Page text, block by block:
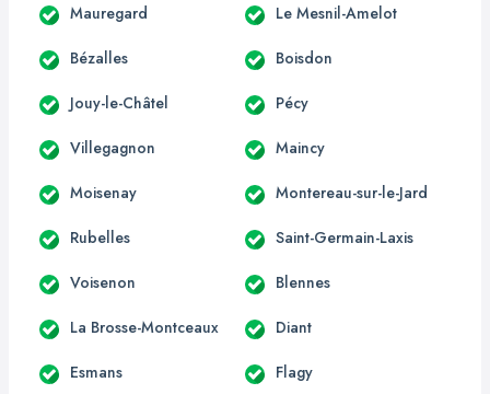
Mauregard Le Mesnil-Amelot
Bézalles Boisdon
Jouy-le-Châtel Pécy
Villegagnon Maincy
Moisenay Montereau-sur-le-Jard
Rubelles Saint-Germain-Laxis
Voisenon Blennes
La Brosse-Montceaux Diant
Esmans Flagy